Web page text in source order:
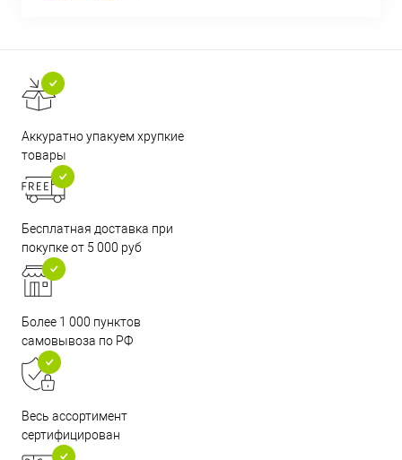
Аккуратно упакуем хрупкие
товары
Бесплатная доставка при
покупке от 5 000 руб
Более 1 000 пунктов
самовывоза по РФ
Весь ассортимент
сертифицирован